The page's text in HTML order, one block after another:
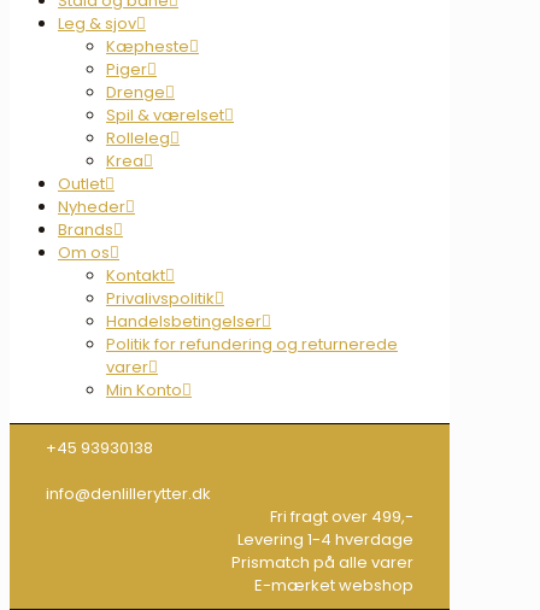
Leg & sjov
Kæpheste
Piger
Drenge
Spil & værelset
Rolleleg
Krea
Outlet
Nyheder
Brands
Om os
Kontakt
Privalivspolitik
Handelsbetingelser
Politik for refundering og returnerede
varer
Min Konto
+45 93930138
info@denlillerytter.dk
Fri fragt over 499,-
Levering 1-4 hverdage
Prismatch på alle varer
E-mærket webshop